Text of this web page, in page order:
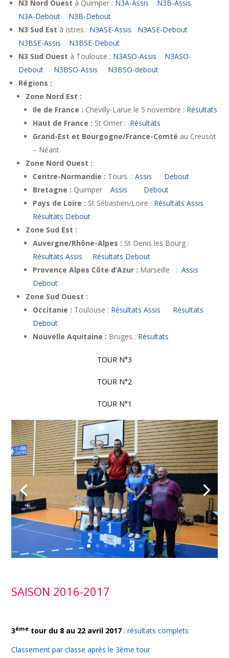
N3 Nord Ouest à Quimper : N3A-Assis
N3B-Assis
N3A-Debout
N3B-Debout
N3 Sud Est à Istres : N3ASE-Assis
N3ASE-Debout
N3BSE-Assis
N3BSE-Debout
N3 Sud Ouest à Toulouse : N3ASO-Assis
N3ASO-
Debout
N3BSO-Assis
N3BSO-debout
Régions :
Zone Nord Est :
Ile de France : Chevilly-Larue le 5 novembre : Résultats
Haut de France : St Omer : Résultats
Grand-Est et Bourgogne/France-Comté au Creusot
– Néant
Zone Nord Ouest :
Centre-Normandie : Tours :Assis
Debout
Bretagne : QuimperAssis
Debout
Pays de Loire : St Sébastien/Loire : Résultats Assis
Résultats Debout
Zone Sud Est :
Auvergne/Rhône-Alpes : St Denis les Bourg :
Résultats Assis
Résultats Debout
Provence Alpes Côte d’Azur : Marseille :Assis
Debout
Zone Sud Ouest :
Occitanie : Toulouse : Résultats Assis
Résultats
Debout
Nouvelle Aquitaine : Bruges : Résultats
TOUR N°3
TOUR N°2
TOUR N°1
SAISON 2016-2017
3ème tour du 8 au 22 avril 2017 :résultats complets
Classement par classe après le 3ème tour